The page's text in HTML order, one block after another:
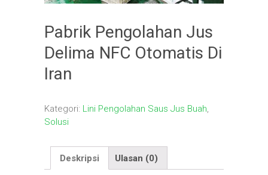
Pabrik Pengolahan Jus
Delima NFC Otomatis Di
Iran
Kategori: Lini Pengolahan Saus Jus Buah,
Solusi
Deskripsi Ulasan (0)